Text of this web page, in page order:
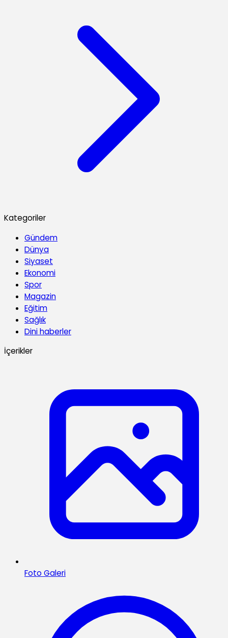
Kategoriler
Gündem
Dünya
Siyaset
Ekonomi
Spor
Magazin
Eğitim
Sağlık
Dini haberler
İçerikler
Foto Galeri